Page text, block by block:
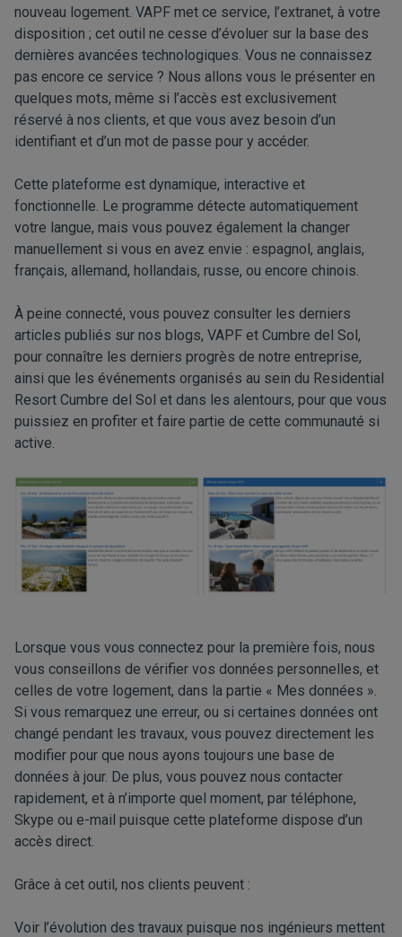
nouveau logement. VAPF met ce service, l’extranet, à votre
disposition ; cet outil ne cesse d’évoluer sur la base des
dernières avancées technologiques. Vous ne connaissez
pas encore ce service ? Nous allons vous le présenter en
quelques mots, même si l’accès est exclusivement
réservé à nos clients, et que vous avez besoin d’un
identifiant et d’un mot de passe pour y accéder.
Cette plateforme est dynamique, interactive et
fonctionnelle. Le programme détecte automatiquement
votre langue, mais vous pouvez également la changer
manuellement si vous en avez envie : espagnol, anglais,
français, allemand, hollandais, russe, ou encore chinois.
À peine connecté, vous pouvez consulter les derniers
articles publiés sur nos blogs, VAPF et Cumbre del Sol,
pour connaître les derniers progrès de notre entreprise,
ainsi que les événements organisés au sein du Residential
Resort Cumbre del Sol et dans les alentours, pour que vous
puissiez en profiter et faire partie de cette communauté si
active.
Lorsque vous vous connectez pour la première fois, nous
vous conseillons de vérifier vos données personnelles, et
celles de votre logement, dans la partie « Mes données ».
Si vous remarquez une erreur, ou si certaines données ont
changé pendant les travaux, vous pouvez directement les
modifier pour que nous ayons toujours une base de
données à jour. De plus, vous pouvez nous contacter
rapidement, et à n’importe quel moment, par téléphone,
Skype ou e-mail puisque cette plateforme dispose d’un
accès direct.
Grâce à cet outil, nos clients peuvent :
Voir l’évolution des travaux puisque nos ingénieurs mettent